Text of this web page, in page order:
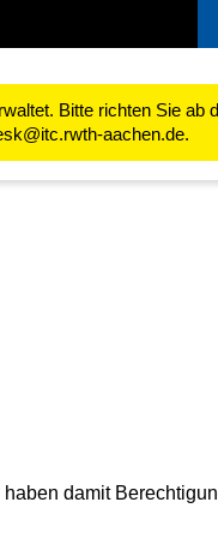
Bitte richten Sie ab
aachen.de.
damit